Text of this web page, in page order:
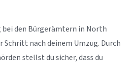
bei den Bürgerämtern in North
nach deinem Umzug. Durch
stellst du sicher, dass du